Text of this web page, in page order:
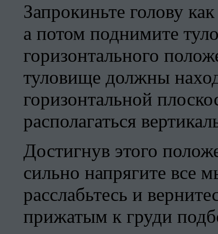
Запрокиньте голову
а потом поднимите
горизонтального
туловище должны
горизонтальной
располагаться
Достигнув этого
сильно напрягите все
расслабьтесь и
прижатым к груди